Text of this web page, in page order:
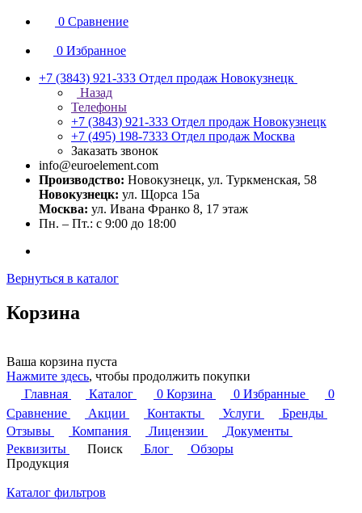
0 Сравнение
0 Избранное
+7 (3843) 921-333 Отдел продаж Новокузнецк
Назад
Телефоны
+7 (3843) 921-333 Отдел продаж Новокузнецк
+7 (495) 198-7333 Отдел продаж Москва
Заказать звонок
info@euroelement.com
Производство: Новокузнецк, ул. Туркменская, 58
Новокузнецк: ул. Щорса 15а
Москва: ул. Ивана Франко 8, 17 этаж
Пн. – Пт.: с 9:00 до 18:00
Вернуться в каталог
Корзина
Ваша корзина пуста
Нажмите здесь, чтобы продолжить покупки
Главная
Каталог 0 Корзина 0 Избранные
0
Сравнение
Акции Контакты Услуги
Бренды
Отзывы
Компания Лицензии
Документы
Реквизиты
Поиск Блог
Обзоры
Продукция
Каталог фильтров